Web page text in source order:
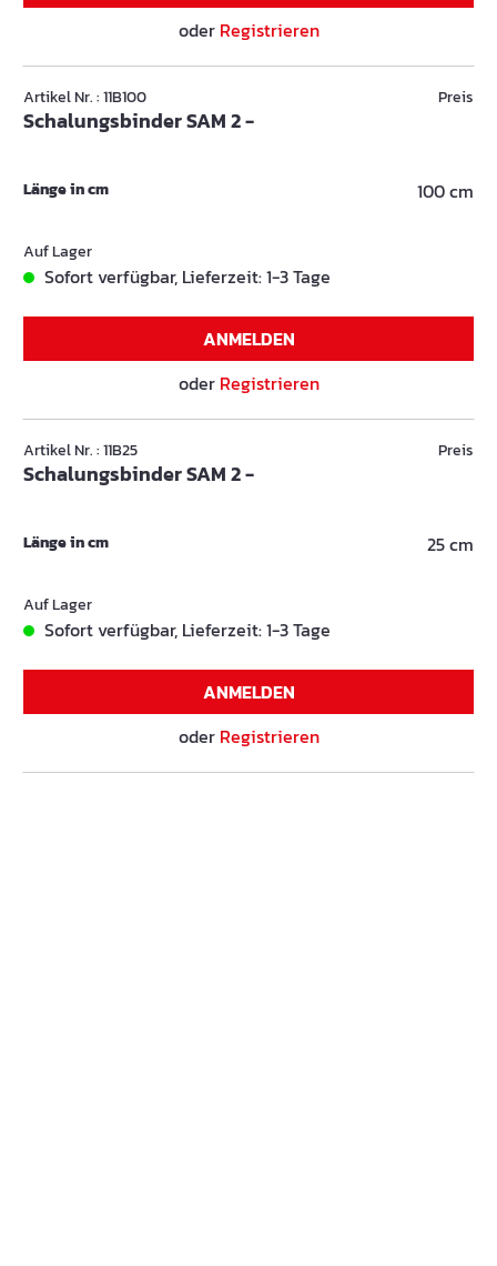
oder Registrieren
Artikel Nr. : 11B100
Schalungsbinder SAM 2 -
Preis
Länge in cm 100 cm
Auf Lager
Sofort verfügbar, Lieferzeit: 1-3 Tage
ANMELDEN
oder Registrieren
Artikel Nr. : 11B25
Schalungsbinder SAM 2 -
Preis
Länge in cm 25 cm
Auf Lager
Sofort verfügbar, Lieferzeit: 1-3 Tage
ANMELDEN
oder Registrieren